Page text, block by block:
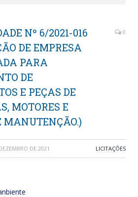
Nº 6/2021-016
DE EMPRESA
PARA
DE
E PEÇAS DE
MOTORES E
MANUTENÇÃO.)
0
DE 2021 LICITAÇÕES